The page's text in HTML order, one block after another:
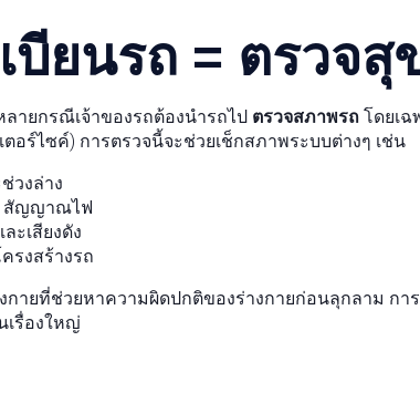
บียนรถ = ตรวจสุ
ายกรณีเจ้าของรถต้องนำรถไป ตรวจสภาพรถโดยเฉ
ตอร์ไซค์) การตรวจนี้จะช่วยเช็กสภาพระบบต่างๆ เช่น
วงล่าง
สัญญาณไฟ
ะเสียงดัง
รงสร้างรถ
กายที่ช่วยหาความผิดปกติของร่างกายก่อนลุกลาม ก
เรื่องใหญ่